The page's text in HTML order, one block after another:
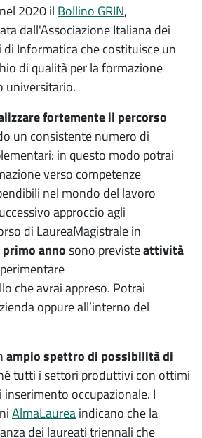
2020 il Bollino GRIN,
dall'Associazione Italiana dei
Informatica che costituisce un
di qualità per la formazione
universitario.
fortemente il percorso
un consistente numero di
in questo modo potrai
verso competenze
nel mondo del lavoro
approccio agli
di LaureaMagistrale in
annosono previsteattività
che avrai appreso. Potrai
oppure all’interno del
ampio spettro di possibilità di
tutti i settori produttivi con ottimi
occupazionale. I
AlmaLaureaindicano che la
dei laureati triennali che